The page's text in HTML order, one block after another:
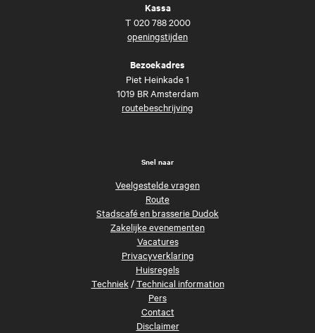
Kassa
T 020 788 2000
openingstijden
Bezoekadres
Piet Heinkade 1
1019 BR Amsterdam
routebeschrijving
Snel naar
Veelgestelde vragen
Route
Stadscafé en brasserie Dudok
Zakelijke evenementen
Vacatures
Privacyverklaring
Huisregels
Techniek/Technical information
Pers
Contact
Disclaimer